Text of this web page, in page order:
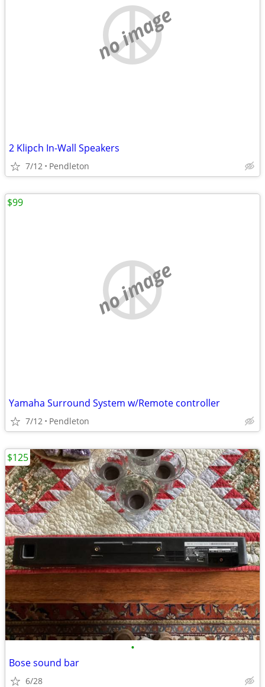
no image
2 Klipch In-Wall Speakers
7/12 Pendleton
no image
Yamaha Surround System w/Remote controller
7/12 Pendleton
$99
•
Bose sound bar
6/28
$125